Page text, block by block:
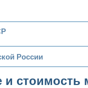
гг.
России
1917)
и стоимость